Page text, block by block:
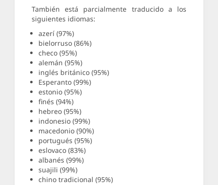
También está parcialmente traducido a los
siguientes idiomas:
azerí (97%)
bielorruso (86%)
checo (95%)
alemán (95%)
inglés británico (95%)
Esperanto (99%)
estonio (95%)
finés (94%)
hebreo (95%)
indonesio (99%)
macedonio (90%)
portugués (95%)
eslovaco (83%)
albanés (99%)
suajili (99%)
chino tradicional (95%)